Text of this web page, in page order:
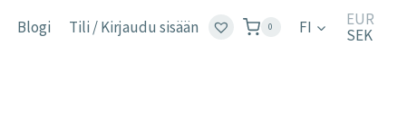
Blogi Tili / Kirjaudu sisään 0 FI
EUR
SEK